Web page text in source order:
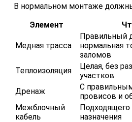
В нормальном монтаже
Элемент
Медная трасса
Правильный
нормальная
заломов
Теплоизоляция
Целая, без
участков
Дренаж
С
провисов и
Межблочный
кабель
Подходящего
назначения